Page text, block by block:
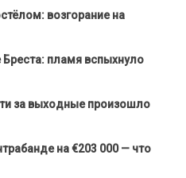
возгорание на
Бреста: пламя вспыхнуло
за выходные произошло
на €203 000 — что